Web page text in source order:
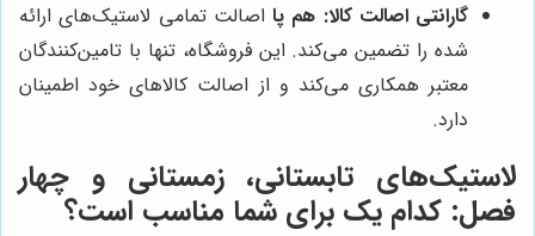
گارانتی اصالت کالا: هم پا اصالت تمامی لاستیک‌های ارائه
شده را تضمین می‌کند. این فروشگاه، تنها با تامین‌کنندگان
معتبر همکاری می‌کند و از اصالت کالاهای خود اطمینان
دارد.
لاستیک‌های تابستانی، زمستانی و چهار
فصل: کدام یک برای شما مناسب است؟